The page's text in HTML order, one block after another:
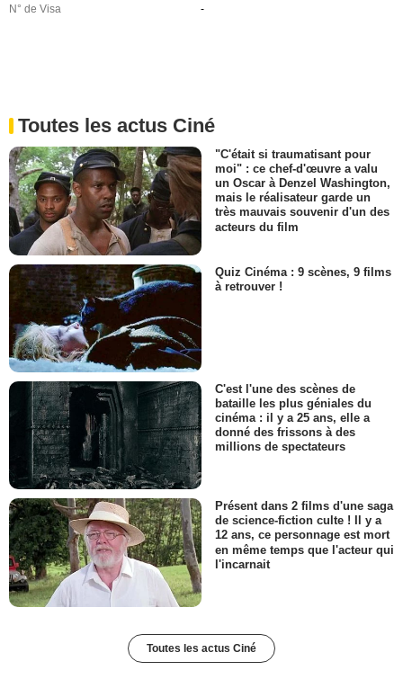
N° de Visa
-
Toutes les actus Ciné
"C'était si traumatisant pour
moi" : ce chef-d'œuvre a valu
un Oscar à Denzel Washington,
mais le réalisateur garde un
très mauvais souvenir d'un des
acteurs du film
Quiz Cinéma : 9 scènes, 9 films
à retrouver !
C'est l'une des scènes de
bataille les plus géniales du
cinéma : il y a 25 ans, elle a
donné des frissons à des
millions de spectateurs
Présent dans 2 films d'une saga
de science-fiction culte ! Il y a
12 ans, ce personnage est mort
en même temps que l'acteur qui
l'incarnait
Toutes les actus Ciné